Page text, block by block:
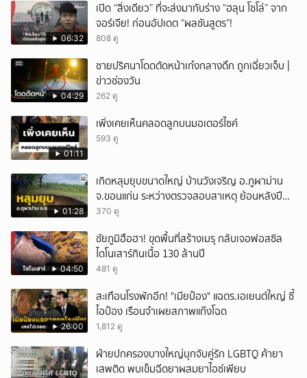
06:32
เปิด “สิ่งเดียว” ที่จะส่งมากับร่าง “ฮลุน โซโล่” จาก
จอร์เจีย! ก่อนอัปเดต “ผลชันสูตร”!
808 ดู
04:29
ชายปริศนาโดดตัดหน้าเก๋งกลางดึก ถูกเฉี่ยวเจ็บ |
ข่าวช่องวัน
262 ดู
01:11
เพิ่งเคยเห็นคลอดลูกบนมอเตอร์ไซค์
593 ดู
01:28
เกิดหลุมยุบขนาดใหญ่ บ้านวังเจริญ อ.ภูผาม่าน
จ.ขอนแก่น ระหว่างตรวจสอบสาเหตุ ย้อนหลังปี
2568 พบเคยพบหลุมยุบมาแล้วครั้งหนึ่ง
370 ดู
04:50
ชัยภูมิฮือฮา! ขุดพื้นที่สร้างเมรุ กลับเจอฟอสซิล
ไดโนเสาร์กินเนื้อ 130 ล้านปี
481 ดู
26:00
สะเทือนโรงพักอีก! "เมียป๋อง" แฉตร.เอเยนต์ใหญ่ ซี้
ไอป๋อง เรือนจำเผยสภาพแก๊งโฉด
1,812 ดู
ฝ่ายปกครองบางใหญ่บุกจับคู่รัก LGBTQ ค้ายา
เสพติด พบเข็มฉีดยาผสมยาไอซ์เพียบ